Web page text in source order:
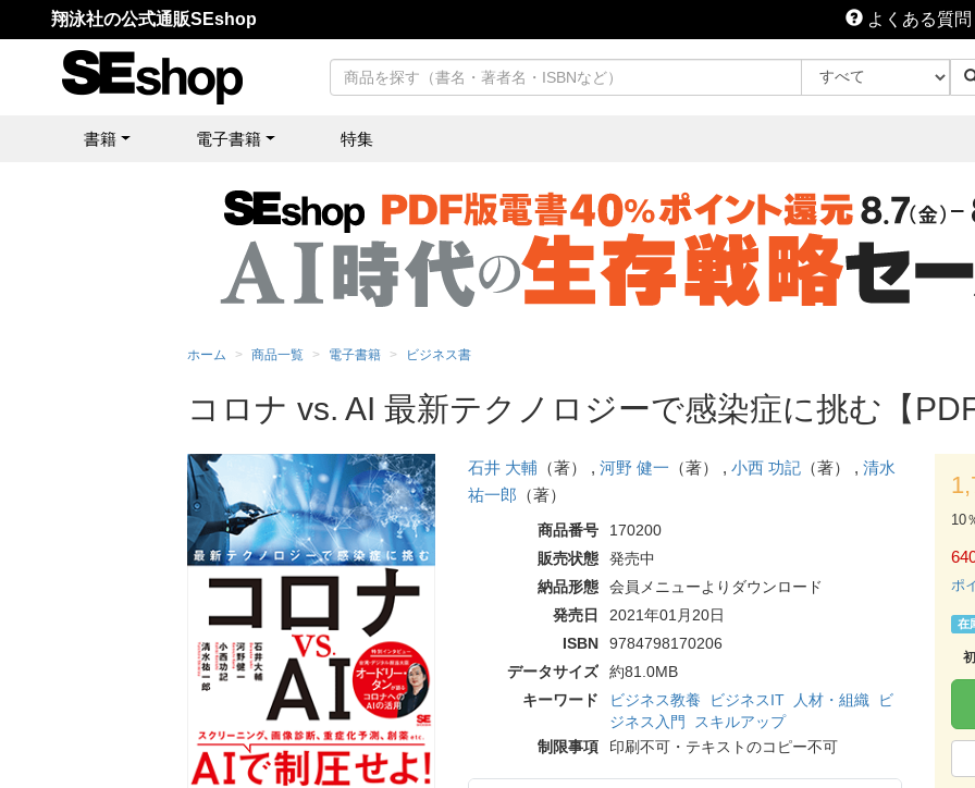
翔泳社の公式通販SEshop よくある質問
書籍 電子書籍 特集
ホーム 商品一覧 電子書籍 ビジネス書
コロナ vs. AI 最新テクノロジーで感染症に挑む【
石井 大輔（著） , 河野 健一 （著） , 小西 功記（著） , 清水
祐一郎 （著）
商品番号
170200
販売状態
発売中
納品形態
会員メニューよりダウンロード
発売日
2021年01月20日
ISBN
9784798170206
データサイズ
約81.0MB
キーワード
ビジネス教養 ビジネスIT 人材・組織
ビ
ジネス入門
スキルアップ
制限事項
印刷不可・テキストのコピー不可
10
ポ
在